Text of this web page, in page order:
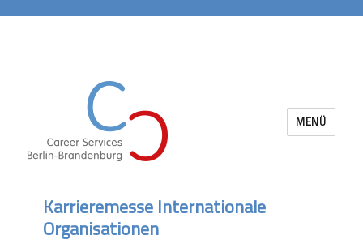
MENÜ
Karrieremesse Internationale
Organisationen